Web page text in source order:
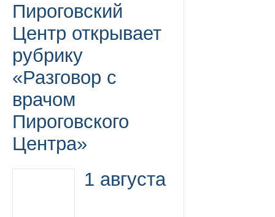
Пироговский
Центр открывает
рубрику
«Разговор с
врачом
Пироговского
Центра»
1 августа